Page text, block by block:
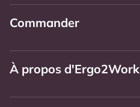
Commander
À propos d'Ergo2Work